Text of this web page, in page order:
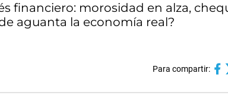
financiero: morosidad en alza,
aguanta la economía real?
Para compartir: